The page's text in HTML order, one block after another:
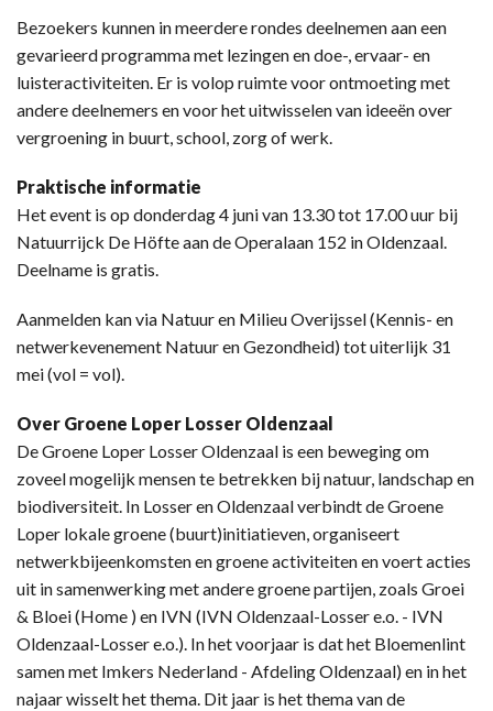
Bezoekers kunnen in meerdere rondes deelnemen aan een
gevarieerd programma met lezingen en doe-, ervaar- en
luisteractiviteiten. Er is volop ruimte voor ontmoeting met
andere deelnemers en voor het uitwisselen van ideeën over
vergroening in buurt, school, zorg of werk.
Praktische informatie
Het event is op donderdag 4 juni van 13.30 tot 17.00 uur bij
Natuurrijck De Höfte aan de Operalaan 152 in Oldenzaal.
Deelname is gratis.
Aanmelden kan via Natuur en Milieu Overijssel (Kennis- en
netwerkevenement Natuur en Gezondheid) tot uiterlijk 31
mei (vol = vol).
Over Groene Loper Losser Oldenzaal
De Groene Loper Losser Oldenzaal is een beweging om
zoveel mogelijk mensen te betrekken bij natuur, landschap en
biodiversiteit. In Losser en Oldenzaal verbindt de Groene
Loper lokale groene (buurt)initiatieven, organiseert
netwerkbijeenkomsten en groene activiteiten en voert acties
uit in samenwerking met andere groene partijen, zoals Groei
& Bloei (Home ) en IVN (IVN Oldenzaal-Losser e.o. - IVN
Oldenzaal-Losser e.o.). In het voorjaar is dat het Bloemenlint
samen met Imkers Nederland - Afdeling Oldenzaal) en in het
najaar wisselt het thema. Dit jaar is het thema van de